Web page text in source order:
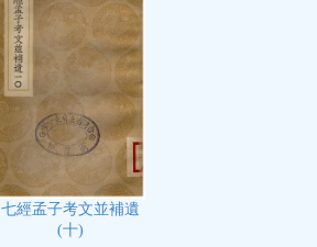
七經孟子考文並補遺
(十)